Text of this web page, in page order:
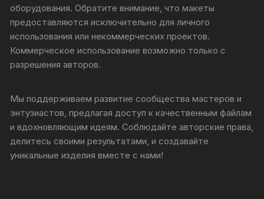
оборудования. Обратите внимание, что макеты
предоставляются исключительно для личного
использования или некоммерческих проектов.
Коммерческое использование возможно только с
разрешения авторов.
Мы поддерживаем развитие сообщества мастеров и
энтузиастов, предлагая доступ к качественным файлам
и вдохновляющим идеям. Соблюдайте авторские права,
делитесь своими результатами, и создавайте
уникальные изделия вместе с нами!